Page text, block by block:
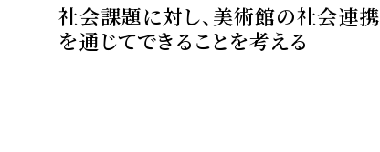
社会課題に対し、美術館の社会連携
を通じてできることを考える